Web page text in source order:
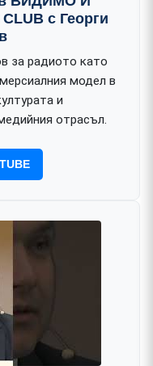
с Георги
за радиото като
модел в
и
отрасъл.